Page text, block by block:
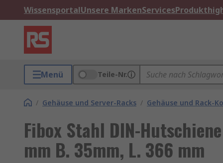
WissensportalUnsere MarkenServices
Menü Teile-Nr.
/ Gehäuse und Server-Racks / Gehäuse und Rack-
Fibox Stahl DIN-
mm B. 35mm, L. 366 mm